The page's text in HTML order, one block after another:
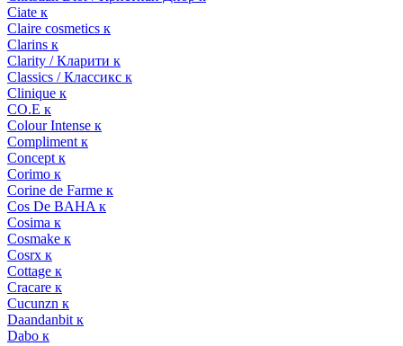
Ciate к
Claire cosmetics к
Clarins к
Clarity / Кларити к
Classics / Классикс к
Clinique к
CO.E к
Colour Intense к
Compliment к
Concept к
Corimo к
Corine de Farme к
Cos De BAHA к
Cosima к
Cosmake к
Cosrx к
Cottage к
Cracare к
Cucunzn к
Daandanbit к
Dabo к